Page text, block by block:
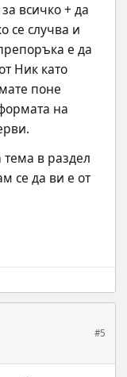
всичко + да
се случва и
е да
Ник като
поне
на
в раздел
се да ви е от
#5